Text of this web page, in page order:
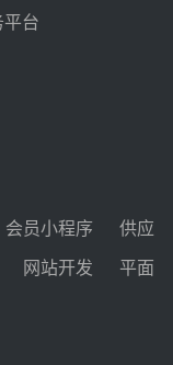
承包项目熔盐截
阀采购
华电天山北麓基
电工程EPC总承
台
会员小程序
供应
网站开发
平面